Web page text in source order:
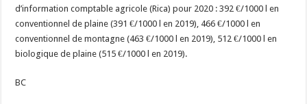
d’information comptable agricole (Rica) pour 2020 : 392 €/1000 l en
conventionnel de plaine (391 €/1000 l en 2019), 466 €/1000 l en
conventionnel de montagne (463 €/1000 l en 2019), 512 €/1000 l en
biologique de plaine (515 €/1000 l en 2019).
BC